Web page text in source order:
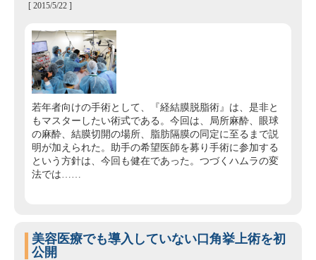
[ 2015/5/22 ]
若年者向けの手術として、『経結膜脱脂術』は、是非と
もマスターしたい術式である。今回は、局所麻酔、眼球
の麻酔、結膜切開の場所、脂肪隔膜の同定に至るまで説
明が加えられた。助手の希望医師を募り手術に参加する
という方針は、今回も健在であった。つづくハムラの変
法では……
美容医療でも導入していない口角挙上術を初
公開